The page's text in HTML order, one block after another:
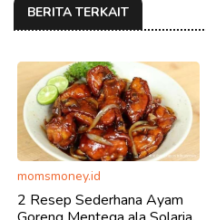
BERITA TERKAIT
momsmoney.id
2 Resep Sederhana Ayam